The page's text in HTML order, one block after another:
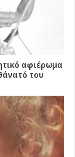
αφιέρωμα
του